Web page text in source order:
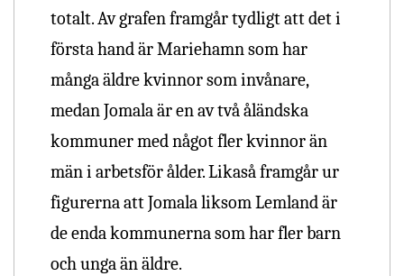
totalt. Av grafen framgår tydligt att det i
första hand är Mariehamn som har
många äldre kvinnor som invånare,
medan Jomala är en av två åländska
kommuner med något fler kvinnor än
män i arbetsför ålder. Likaså framgår ur
figurerna att Jomala liksom Lemland är
de enda kommunerna som har fler barn
och unga än äldre.